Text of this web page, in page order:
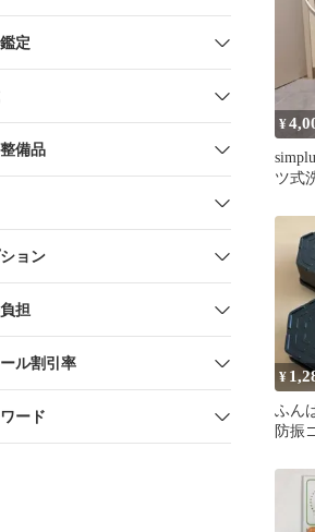
定
備品
ョン
担
ル割引率
ード
¥
ツ式
¥
ふん
防振